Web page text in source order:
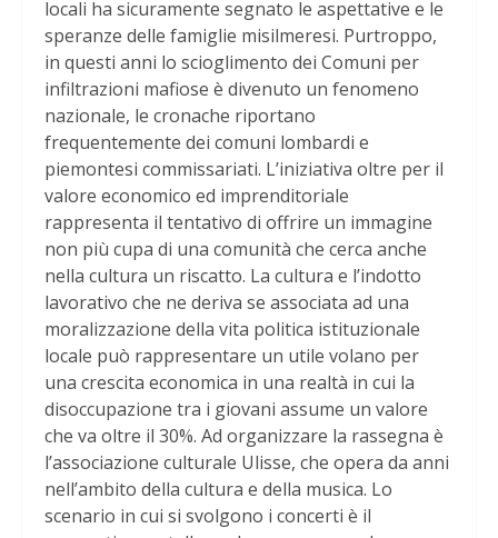
locali ha sicuramente segnato le aspettative e le
speranze delle famiglie misilmeresi. Purtroppo,
in questi anni lo scioglimento dei Comuni per
infiltrazioni mafiose è divenuto un fenomeno
nazionale, le cronache riportano
frequentemente dei comuni lombardi e
piemontesi commissariati. L’iniziativa oltre per il
valore economico ed imprenditoriale
rappresenta il tentativo di offrire un immagine
non più cupa di una comunità che cerca anche
nella cultura un riscatto. La cultura e l’indotto
lavorativo che ne deriva se associata ad una
moralizzazione della vita politica istituzionale
locale può rappresentare un utile volano per
una crescita economica in una realtà in cui la
disoccupazione tra i giovani assume un valore
che va oltre il 30%. Ad organizzare la rassegna è
l’associazione culturale Ulisse, che opera da anni
nell’ambito della cultura e della musica. Lo
scenario in cui si svolgono i concerti è il